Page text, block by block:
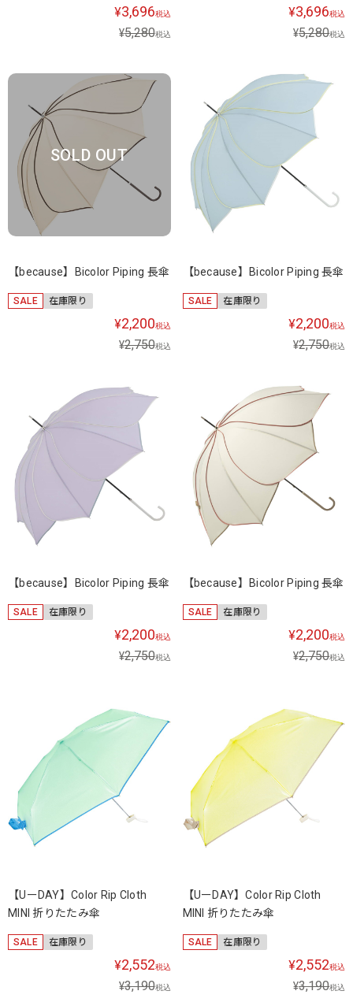
¥3,696税込
¥5,280税込
¥3,696税込
¥5,280税込
SOLD OUT
【because】Bicolor Piping 長傘
SALE 在庫限り
¥2,200税込
¥2,750税込
【because】Bicolor Piping 長傘
SALE 在庫限り
¥2,200税込
¥2,750税込
【because】Bicolor Piping 長傘
SALE 在庫限り
¥2,200税込
¥2,750税込
【because】Bicolor Piping 長傘
SALE 在庫限り
¥2,200税込
¥2,750税込
【UーDAY】Color Rip Cloth
MINI 折りたたみ傘
SALE 在庫限り
¥2,552税込
¥3,190税込
【UーDAY】Color Rip Cloth
MINI 折りたたみ傘
SALE 在庫限り
¥2,552税込
¥3,190税込